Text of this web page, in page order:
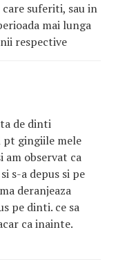
suferiti, sau in
mai lunga
respective
de dinti
pt gingiile mele
am observat ca
s-a depus si pe
deranjeaza
pe dinti. ce sa
ca inainte.